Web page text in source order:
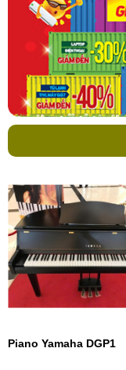
Piano Yamaha DGP1